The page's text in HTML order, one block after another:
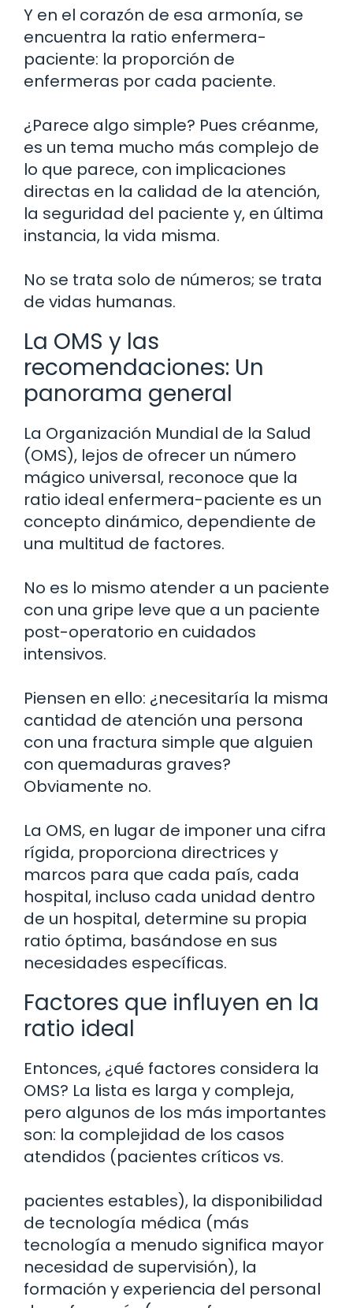
Y en el corazón de esa armonía, se
encuentra la ratio enfermera-
paciente: la proporción de
enfermeras por cada paciente.
¿Parece algo simple? Pues créanme,
es un tema mucho más complejo de
lo que parece, con implicaciones
directas en la calidad de la atención,
la seguridad del paciente y, en última
instancia, la vida misma.
No se trata solo de números; se trata
de vidas humanas.
La OMS y las
recomendaciones: Un
panorama general
La Organización Mundial de la Salud
(OMS), lejos de ofrecer un número
mágico universal, reconoce que la
ratio ideal enfermera-paciente es un
concepto dinámico, dependiente de
una multitud de factores.
No es lo mismo atender a un paciente
con una gripe leve que a un paciente
post-operatorio en cuidados
intensivos.
Piensen en ello: ¿necesitaría la misma
cantidad de atención una persona
con una fractura simple que alguien
con quemaduras graves?
Obviamente no.
La OMS, en lugar de imponer una cifra
rígida, proporciona directrices y
marcos para que cada país, cada
hospital, incluso cada unidad dentro
de un hospital, determine su propia
ratio óptima, basándose en sus
necesidades específicas.
Factores que influyen en la
ratio ideal
Entonces, ¿qué factores considera la
OMS? La lista es larga y compleja,
pero algunos de los más importantes
son: la complejidad de los casos
atendidos (pacientes críticos vs.
pacientes estables), la disponibilidad
de tecnología médica (más
tecnología a menudo significa mayor
necesidad de supervisión), la
formación y experiencia del personal